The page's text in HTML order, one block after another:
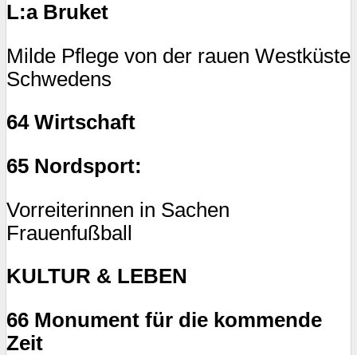
L:a Bruket
Milde Pflege von der rauen Westküste
Schwedens
64 Wirtschaft
65 Nordsport:
Vorreiterinnen in Sachen
Frauenfußball
KULTUR & LEBEN
66 Monument für die kommende
Zeit